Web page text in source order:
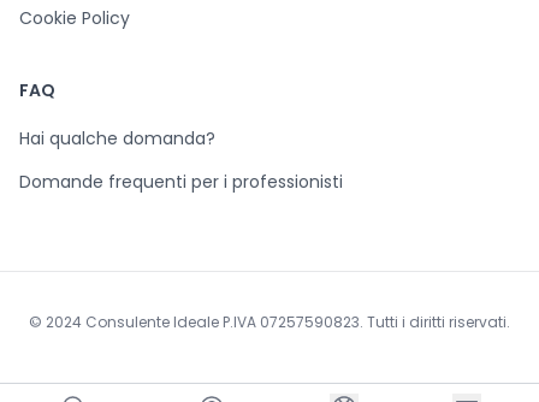
Cookie Policy
FAQ
Hai qualche domanda?
Domande frequenti per i professionisti
© 2024 Consulente Ideale P.IVA 07257590823. Tutti i diritti riservati.